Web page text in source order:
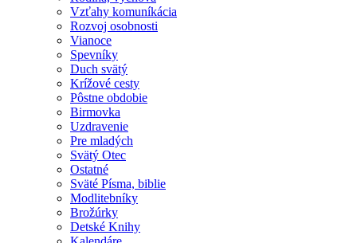
Vzťahy komuníkácia
Rozvoj osobnosti
Vianoce
Spevníky
Duch svätý
Krížové cesty
Pôstne obdobie
Birmovka
Uzdravenie
Pre mladých
Svätý Otec
Ostatné
Sväté Písma, biblie
Modlitebníky
Brožúrky
Detské Knihy